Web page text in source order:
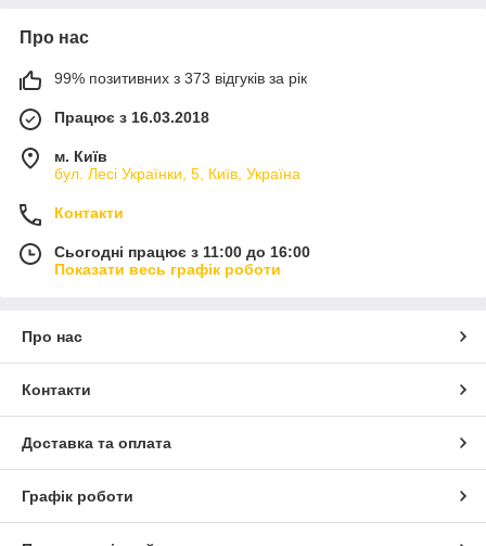
Про нас
99% позитивних з 373 відгуків за рік
Працює з 16.03.2018
м. Київ
бул. Лесі Українки, 5, Київ, Україна
Контакти
Сьогодні працює з 11:00 до 16:00
Показати весь графік роботи
Про нас
Контакти
Доставка та оплата
Графік роботи